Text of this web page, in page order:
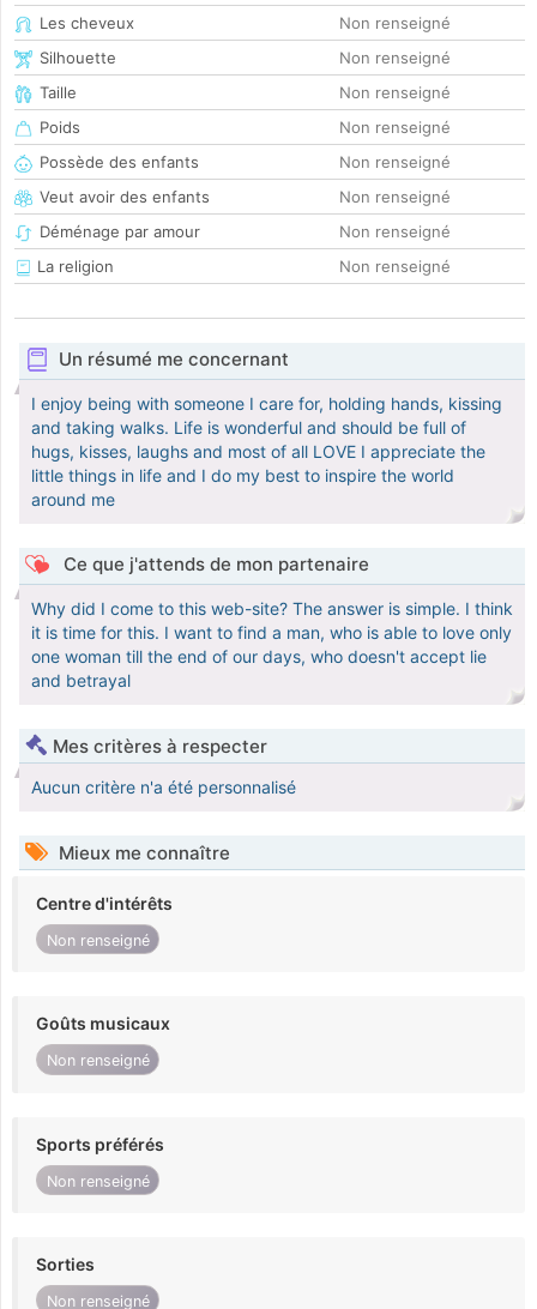
Les cheveux
Non renseigné
Silhouette
Non renseigné
Taille
Non renseigné
Poids
Non renseigné
Possède des enfants
Non renseigné
Veut avoir des enfants
Non renseigné
Déménage par amour
Non renseigné
La religion
Non renseigné
Un résumé me concernant
I enjoy being with someone I care for, holding hands, kissing
and taking walks. Life is wonderful and should be full of
hugs, kisses, laughs and most of all LOVE I appreciate the
little things in life and I do my best to inspire the world
around me
Ce que j'attends de mon partenaire
Why did I come to this web-site? The answer is simple. I think
it is time for this. I want to find a man, who is able to love only
one woman till the end of our days, who doesn't accept lie
and betrayal
Mes critères à respecter
Aucun critère n'a été personnalisé
Mieux me connaître
Centre d'intérêts
Non renseigné
Goûts musicaux
Non renseigné
Sports préférés
Non renseigné
Sorties
Non renseigné